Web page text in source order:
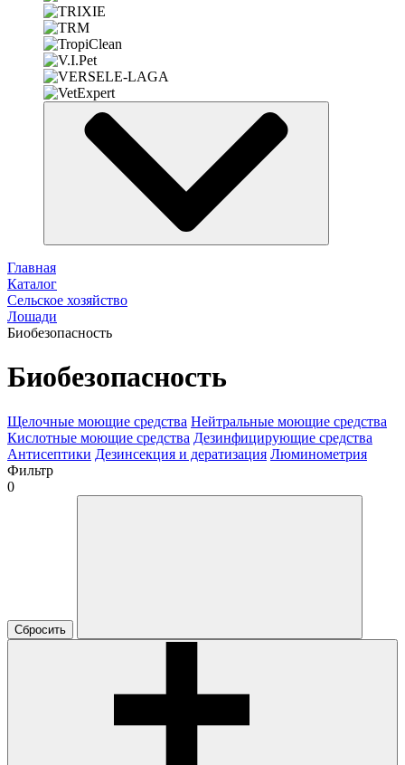
Главная
Каталог
Сельское хозяйство
Лошади
Биобезопасность
Биобезопасность
Щелочные моющие средства Нейтральные моющие средства
Кислотные моющие средства Дезинфицирующие средства
Антисептики Дезинсекция и дератизация Люминометрия
Фильтр
0
Сбросить